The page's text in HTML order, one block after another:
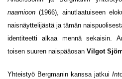
naamioon (1966), ainutlaatuiseen
naisnäyttelijästä ja tämän
identiteetti alkaa mennä sekaisin.
toisen suuren naispääosan Vilgot
Yhteistyö Bergmanin kanssa jatkui